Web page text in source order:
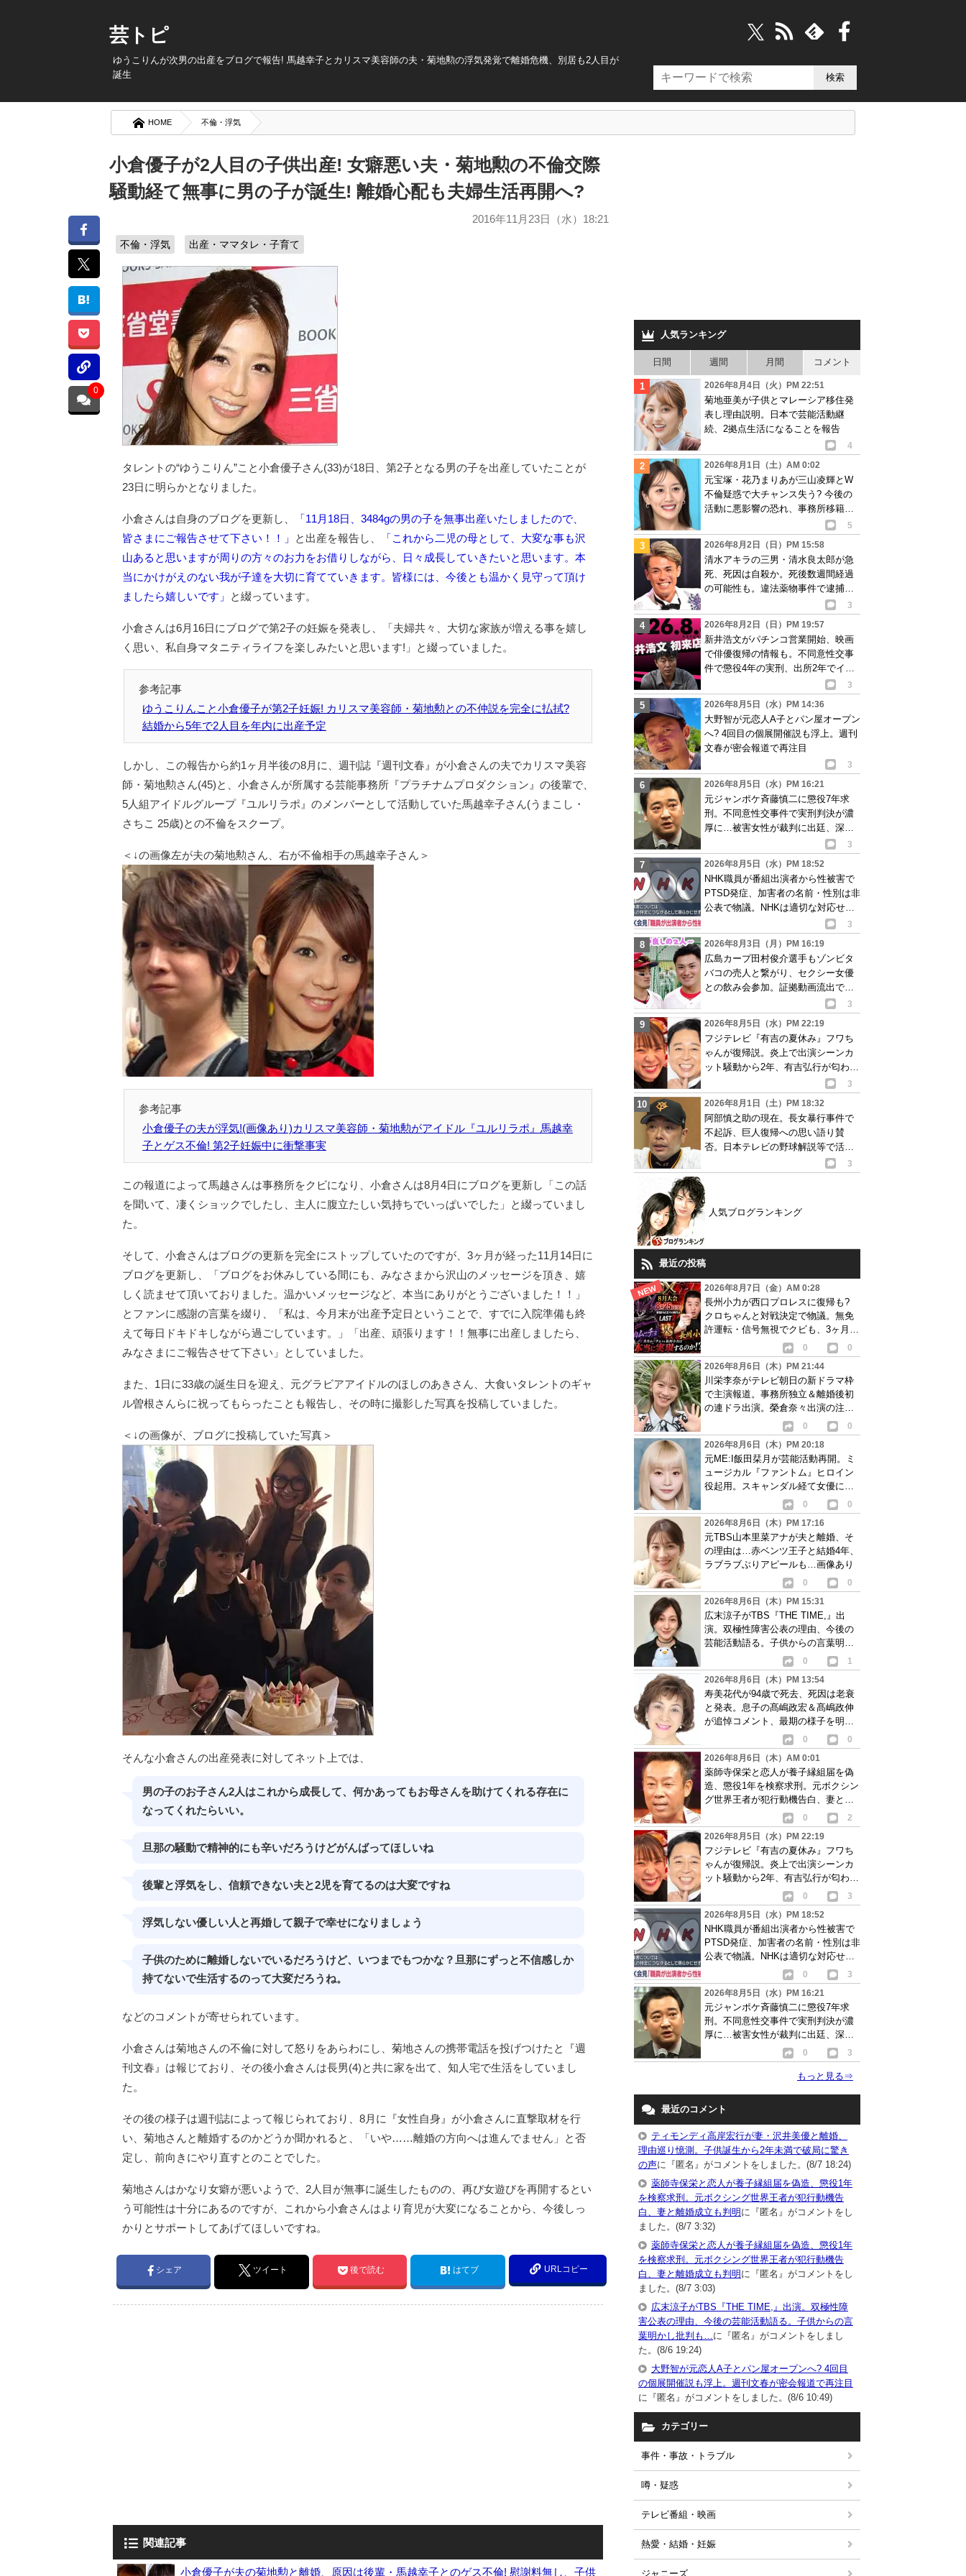
芸トピ
ゆうこりんが次男の出産をブログで報告! 馬越幸子とカリスマ美容師の夫・菊地勲の浮気発覚で離婚危機、別居も2人目が
誕生
HOME 不倫・浮気
小倉優子が2人目の子供出産! 女癖悪い夫・菊地勲の不倫交際
騒動経て無事に男の子が誕生! 離婚心配も夫婦生活再開へ?
2016年11月23日（水）18:21
不倫・浮気 出産・ママタレ・子育て
0
タレントの“ゆうこりん”こと小倉優子さん(33)が18日、第2子となる男の子を出産していたことが
23日に明らかとなりました。
小倉さんは自身のブログを更新し、
「11月18日、3484gの男の子を無事出産いたしましたので、
皆さまにご報告させて下さい！！」
と出産を報告し、
「これから二児の母として、大変な事も沢
山あると思いますが周りの方々のお力をお借りしながら、日々成長していきたいと思います。本
当にかけがえのない我が子達を大切に育てていきます。皆様には、今後とも温かく見守って頂け
ましたら嬉しいです」
と綴っています。
小倉さんは6月16日にブログで第2子の妊娠を発表し、「夫婦共々、大切な家族が増える事を嬉し
く思い、私自身マタニティライフを楽しみたいと思います!」と綴っていました。
ゆうこりんこと小倉優子が第2子妊娠! カリスマ美容師・菊地勲との不仲説を完全に払拭?
結婚から5年で2人目を年内に出産予定
しかし、この報告から約1ヶ月半後の8月に、週刊誌『週刊文春』が小倉さんの夫でカリスマ美容
師・菊地勲さん(45)と、小倉さんが所属する芸能事務所『プラチナムプロダクション』の後輩で、
5人組アイドルグループ『ユルリラポ』のメンバーとして活動していた馬越幸子さん(うまこし・
さちこ 25歳)との不倫をスクープ。
＜↓の画像左が夫の菊地勲さん、右が不倫相手の馬越幸子さん＞
小倉優子の夫が浮気!(画像あり)カリスマ美容師・菊地勲がアイドル『ユルリラポ』馬越幸
子とゲス不倫! 第2子妊娠中に衝撃事実
この報道によって馬越さんは事務所をクビになり、小倉さんは8月4日にブログを更新し「この話
を聞いて、凄くショックでしたし、主人に腹立たしい気持ちでいっぱいでした」と綴っていまし
た。
そして、小倉さんはブログの更新を完全にストップしていたのですが、3ヶ月が経った11月14日に
ブログを更新し、「ブログをお休みしている間にも、みなさまから沢山のメッセージを頂き、嬉
しく読ませて頂いておりました。温かいメッセージなど、本当にありがとうございました！！」
とファンに感謝の言葉を綴り、「私は、今月末が出産予定日ということで、すでに入院準備も終
えて毎日ドキドキしながら過ごしています。」「出産、頑張ります！！無事に出産しましたら、
みなさまにご報告させて下さい」としていました。
また、1日に33歳の誕生日を迎え、元グラビアアイドルのほしのあきさん、大食いタレントのギャ
ル曽根さんらに祝ってもらったことも報告し、その時に撮影した写真を投稿していました。
＜↓の画像が、ブログに投稿していた写真＞
そんな小倉さんの出産発表に対してネット上では、
男の子のお子さん2人はこれから成長して、何かあってもお母さんを助けてくれる存在に
なってくれたらいい。
旦那の騒動で精神的にも辛いだろうけどがんばってほしいね
後輩と浮気をし、信頼できない夫と2児を育てるのは大変ですね
浮気しない優しい人と再婚して親子で幸せになりましょう
子供のために離婚しないでいるだろうけど、いつまでもつかな？旦那にずっと不信感しか
持てないで生活するのって大変だろうね。
などのコメントが寄せられています。
小倉さんは菊地さんの不倫に対して怒りをあらわにし、菊地さんの携帯電話を投げつけたと『週
刊文春』は報じており、その後小倉さんは長男(4)と共に家を出て、知人宅で生活をしていまし
た。
その後の様子は週刊誌によって報じられており、8月に『女性自身』が小倉さんに直撃取材を行
い、菊地さんと離婚するのかどうか聞かれると、「いや……離婚の方向へは進んでません」と否
定し、前向きにやり直すとのことでした。
菊地さんはかなり女癖が悪いようで、2人目が無事に誕生したものの、再び女遊びを再開するとい
う可能性は十分にあるのですが、これから小倉さんはより育児が大変になることから、今後しっ
かりとサポートしてあげてほしいですね。
シェア ツイート 後で読む はてブ URLコピー
関連記事
小倉優子が夫の菊地勲と離婚、原因は後輩・馬越幸子とのゲス不倫! 慰謝料無し、子供
人気ランキング
日間 週間 月間 コメント
2026年8月4日（火）PM 22:51
菊地亜美が子供とマレーシア移住発
表し理由説明。日本で芸能活動継
続、2拠点生活になることを報告
4
2026年8月1日（土）AM 0:02
元宝塚・花乃まりあが三山凌輝とW
不倫疑惑で大チャンス失う? 今後の
活動に悪影響の恐れ、事務所移籍が
5
2026年8月2日（日）PM 15:58
清水アキラの三男・清水良太郎が急
死、死因は自殺か。死後数週間経過
の可能性も。違法薬物事件で逮捕、
3
2026年8月2日（日）PM 19:57
新井浩文がパチンコ営業開始、映画
で俳優復帰の情報も。不同意性交事
件で懲役4年の実刑、出所2年でイベ
3
2026年8月5日（水）PM 14:36
大野智が元恋人A子とパン屋オープン
へ? 4回目の個展開催説も浮上。週刊
文春が密会報道で再注目
3
2026年8月5日（水）PM 16:21
元ジャンポケ斉藤慎二に懲役7年求
刑。不同意性交事件で実刑判決が濃
厚に…被害女性が裁判に出廷、深刻
3
2026年8月5日（水）PM 18:52
NHK職員が番組出演者から性被害で
PTSD発症、加害者の名前・性別は非
公表で物議。NHKは適切な対応せず
3
2026年8月3日（月）PM 16:19
広島カープ田村俊介選手もゾンビタ
バコの売人と繋がり、セクシー女優
との飲み会参加。証拠動画流出で波
3
2026年8月5日（水）PM 22:19
フジテレビ『有吉の夏休み』フワち
ゃんが復帰説。炎上で出演シーンカ
ット騒動から2年、有吉弘行が匂わせ
3
2026年8月1日（土）PM 18:32
阿部慎之助の現在。長女暴行事件で
不起訴、巨人復帰への思い語り賛
否。日本テレビの野球解説等で活動
3
人気ブログランキング
最近の投稿
2026年8月7日（金）AM 0:28
長州小力が西口プロレスに復帰も?
クロちゃんと対戦決定で物議。無免
許運転・信号無視でクビも、3ヶ月で
0
0
2026年8月6日（木）PM 21:44
川栄李奈がテレビ朝日の新ドラマ枠
で主演報道。事務所独立＆離婚後初
の連ドラ出演。榮倉奈々出演の注目
0
0
2026年8月6日（木）PM 20:18
元ME:I飯田栞月が芸能活動再開。ミ
ュージカル『ファントム』ヒロイン
役起用。スキャンダル経て女優に転
0
0
2026年8月6日（木）PM 17:16
元TBS山本里菜アナが夫と離婚、そ
の理由は…赤ベンツ王子と結婚4年、
ラブラブぶりアピールも…画像あり
0
0
2026年8月6日（木）PM 15:31
広末涼子がTBS『THE TIME,』出
演。双極性障害公表の理由、今後の
芸能活動語る。子供からの言葉明か
0
1
2026年8月6日（木）PM 13:54
寿美花代が94歳で死去、死因は老衰
と発表。息子の髙嶋政宏＆髙嶋政伸
が追悼コメント、最期の様子を明か
0
0
2026年8月6日（木）AM 0:01
薬師寺保栄と恋人が養子縁組届を偽
造、懲役1年を検察求刑。元ボクシン
グ世界王者が犯行動機告白、妻と離
0
2
2026年8月5日（水）PM 22:19
フジテレビ『有吉の夏休み』フワち
ゃんが復帰説。炎上で出演シーンカ
ット騒動から2年、有吉弘行が匂わせ
0
3
2026年8月5日（水）PM 18:52
NHK職員が番組出演者から性被害で
PTSD発症、加害者の名前・性別は非
公表で物議。NHKは適切な対応せず
0
3
2026年8月5日（水）PM 16:21
元ジャンポケ斉藤慎二に懲役7年求
刑。不同意性交事件で実刑判決が濃
厚に…被害女性が裁判に出廷、深刻
0 3
もっと見る⇒
最近のコメント
ティモンディ高岸宏行が妻・沢井美優と離婚、
理由巡り憶測。子供誕生から2年未満で破局に驚き
の声に『匿名』がコメントをしました。(8/7 18:24)
薬師寺保栄と恋人が養子縁組届を偽造、懲役1年
を検察求刑。元ボクシング世界王者が犯行動機告
白、妻と離婚成立も判明に『匿名』がコメントをし
ました。(8/7 3:32)
薬師寺保栄と恋人が養子縁組届を偽造、懲役1年
を検察求刑。元ボクシング世界王者が犯行動機告
白、妻と離婚成立も判明に『匿名』がコメントをし
ました。(8/7 3:03)
広末涼子がTBS『THE TIME,』出演。双極性障
害公表の理由、今後の芸能活動語る。子供からの言
葉明かし批判も… に『匿名』がコメントをしまし
た。(8/6 19:24)
大野智が元恋人A子とパン屋オープンへ? 4回目
の個展開催説も浮上。週刊文春が密会報道で再注目
に『匿名』がコメントをしました。(8/6 10:49)
カテゴリー
事件・事故・トラブル
噂・疑惑
テレビ番組・映画
熱愛・結婚・妊娠
ジャニーズ